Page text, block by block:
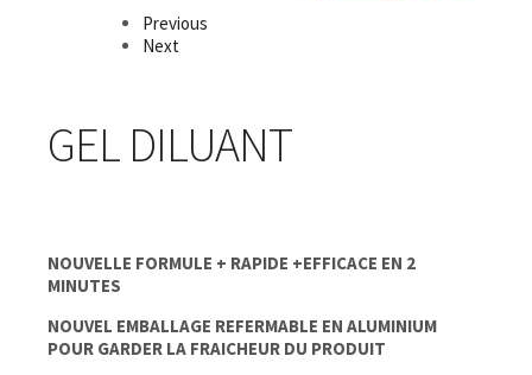
Previous
Next
GEL DILUANT
NOUVELLE FORMULE + RAPIDE +EFFICACE EN 2
MINUTES
NOUVEL EMBALLAGE REFERMABLE EN ALUMINIUM
POUR GARDER LA FRAICHEUR DU PRODUIT